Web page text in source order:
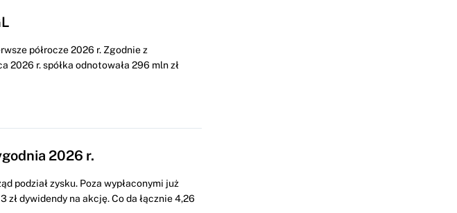
półrocze 2026 r. Zgodnie z
2026 r. spółka odnotowała 296 mln zł
2026 r.
podział zysku. Poza wypłaconymi już
dywidendy na akcję. Co da łącznie 4,26